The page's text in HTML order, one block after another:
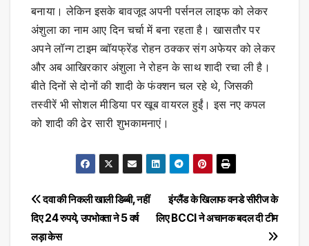
बनाया। लेकिन इसके बावजूद अपनी पर्सनल लाइफ को लेकर
अंशुला का नाम आए दिन चर्चा में बना रहता है। खासतौर पर
अपने लॉन्ग टाइम व्बॉयफ्रेंड रोहन ठक्कर संग अफेयर को लेकर
और अब आखिरकार अंशुला ने रोहन के साथ शादी रचा ली है।
बीते दिनों से दोनों की शादी के फंक्शन चल रहे थे, जिसकी
तस्वीरें भी सोशल मीडिया पर खूब वायरल हुईं। इस नए कपल
को शादी की ढेर सारी शुभकामनाएं।
Post
navigation
इंग्लैंड के खिलाफ वनडे सीरीज के
लिए BCCI ने अचानक बदल दी टीम
दवा की निकली खाली डिब्बी, नहीं
दिए 24 रुपये, उपभोक्ता ने 5 वर्ष
लड़ा केस